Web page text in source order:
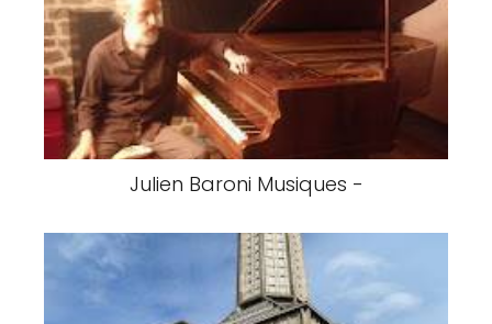
Julien Baroni Musiques -